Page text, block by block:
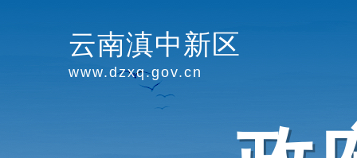
云南滇中新区
www.dzxq.gov.cn